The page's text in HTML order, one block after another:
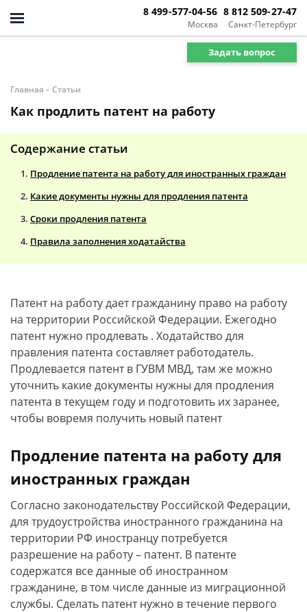
Москва
8 499-577-04-56
Санкт-Петербург
8 812 509-27-47
Задать вопрос
Главная - Статьи
Как продлить патент на работу
Содержание статьи
Продление патента на работу для иностранных граждан
Какие документы нужны для продления патента
Сроки продления патента
Правила заполнения ходатайства
Патент на работу дает гражданину право на работу
на территории Российской Федерации. Ежегодно
патент нужно продлевать . Ходатайство для
правления патента составляет работодатель.
Продлевается патент в ГУВМ МВД, там же можно
уточнить какие документы нужны для продления
патента в текущем году и подготовить их заранее,
чтобы вовремя получить новый патент
Продление патента на работу для
иностранных граждан
Согласно законодательству Российской Федерации,
для трудоустройства иностранного гражданина на
территории РФ иностранцу потребуется
разрешение на работу – патент. В патенте
содержатся все данные об иностранном
гражданине, в том числе данные из миграционной
службы. Сделать патент нужно в течение первого